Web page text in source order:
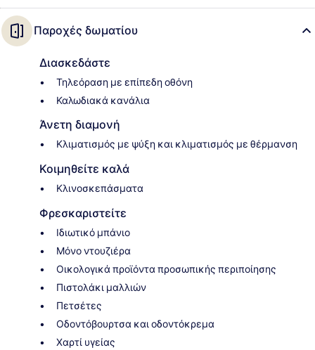
Παροχές δωματίου
Διασκεδάστε
Τηλεόραση με επίπεδη οθόνη
Καλωδιακά κανάλια
Άνετη διαμονή
Κλιματισμός με ψύξη και κλιματισμός με θέρμανση
Κοιμηθείτε καλά
Κλινοσκεπάσματα
Φρεσκαριστείτε
Ιδιωτικό μπάνιο
Μόνο ντουζιέρα
Οικολογικά προϊόντα προσωπικής περιποίησης
Πιστολάκι μαλλιών
Πετσέτες
Οδοντόβουρτσα και οδοντόκρεμα
Χαρτί υγείας